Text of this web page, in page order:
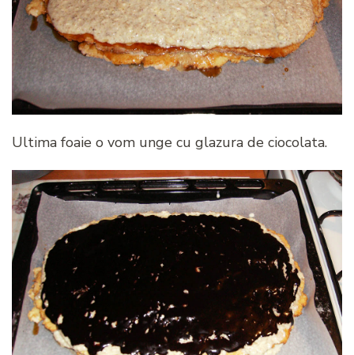
Ultima foaie o vom unge cu glazura de ciocolata.